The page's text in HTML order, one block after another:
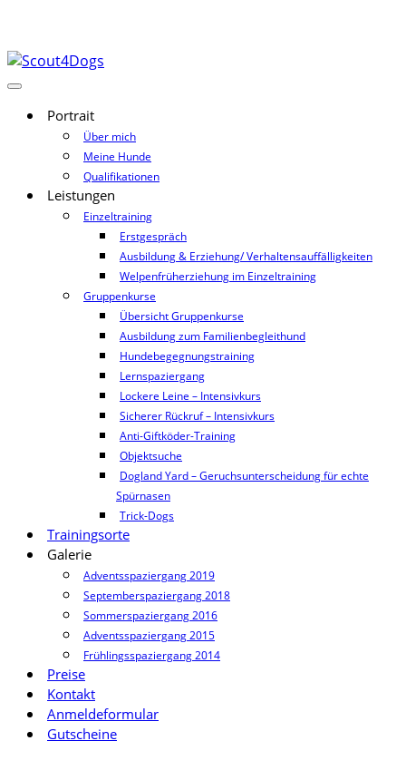
Portrait
Über mich
Meine Hunde
Qualifikationen
Leistungen
Einzeltraining
Erstgespräch
Ausbildung & Erziehung/ Verhaltensauffälligkeiten
Welpenfrüherziehung im Einzeltraining
Gruppenkurse
Übersicht Gruppenkurse
Ausbildung zum Familienbegleithund
Hundebegegnungstraining
Lernspaziergang
Lockere Leine – Intensivkurs
Sicherer Rückruf – Intensivkurs
Anti-Giftköder-Training
Objektsuche
Dogland Yard – Geruchsunterscheidung für echte
Spürnasen
Trick-Dogs
Trainingsorte
Galerie
Adventsspaziergang 2019
Septemberspaziergang 2018
Sommerspaziergang 2016
Adventsspaziergang 2015
Frühlingsspaziergang 2014
Preise
Kontakt
Anmeldeformular
Gutscheine